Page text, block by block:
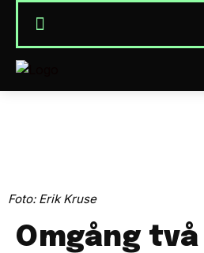
Foto: Erik Kruse
Omgång